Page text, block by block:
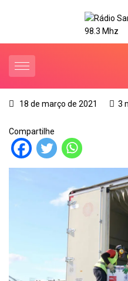
18 de março de 2021 3
Compartilhe